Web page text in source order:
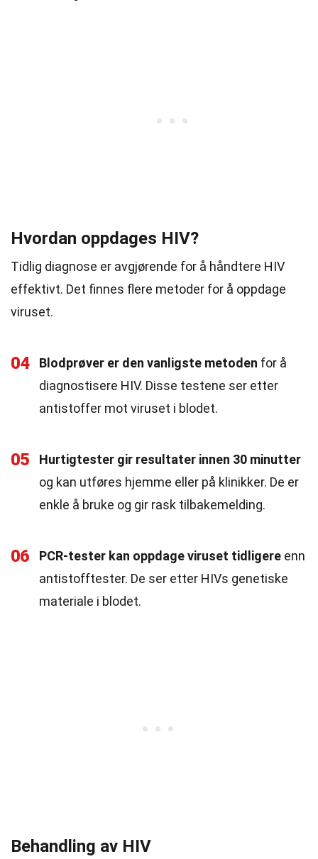
Hvordan oppdages HIV?
Tidlig diagnose er avgjørende for å håndtere HIV
effektivt. Det finnes flere metoder for å oppdage
viruset.
04 Blodprøver er den vanligste metoden for å
diagnostisere HIV. Disse testene ser etter
antistoffer mot viruset i blodet.
05
Hurtigtester gir resultater innen 30 minutter
og kan utføres hjemme eller på klinikker. De er
enkle å bruke og gir rask tilbakemelding.
06 PCR-tester kan oppdage viruset tidligere enn
antistofftester. De ser etter HIVs genetiske
materiale i blodet.
Behandling av HIV